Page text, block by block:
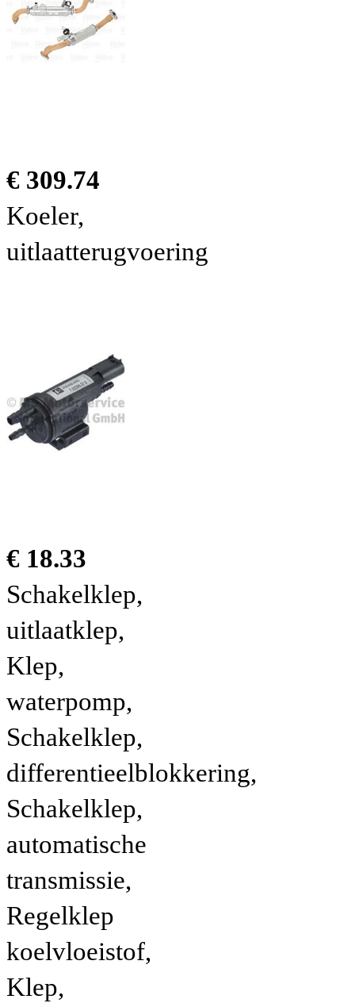
€ 309.74
Koeler,
uitlaatterugvoering
€ 18.33
Schakelklep,
uitlaatklep,
Klep,
waterpomp,
Schakelklep,
differentieelblokkering,
Schakelklep,
automatische
transmissie,
Regelklep
koelvloeistof,
Klep,